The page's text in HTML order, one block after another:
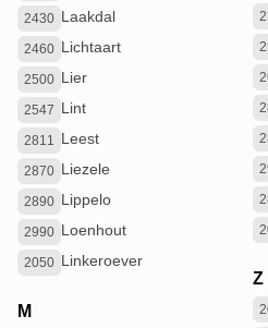
2430 Laakdal
2460 Lichtaart
2500 Lier
2547 Lint
2811 Leest
2870 Liezele
2890 Lippelo
2990 Loenhout
2050 Linkeroever
M
Z